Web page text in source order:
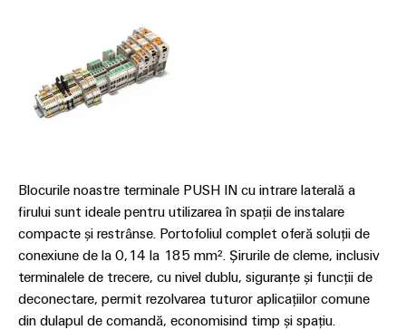
Blocurile noastre terminale PUSH IN cu intrare laterală a
firului sunt ideale pentru utilizarea în spații de instalare
compacte și restrânse. Portofoliul complet oferă soluții de
conexiune de la 0,14 la 185 mm². Șirurile de cleme, inclusiv
terminalele de trecere, cu nivel dublu, siguranțe și funcții de
deconectare, permit rezolvarea tuturor aplicațiilor comune
din dulapul de comandă, economisind timp și spațiu.